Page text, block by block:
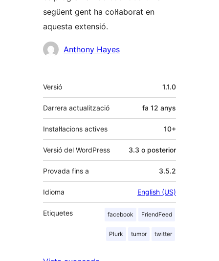
següent gent ha col·laborat en
aquesta extensió.
Col·laboradors
Anthony Hayes
Meta
Versió 1.1.0
Darrera actualització fa 12 anys
Instal·lacions actives 10+
Versió del WordPress 3.3 o posterior
Provada fins a 3.5.2
Idioma English (US)
Etiquetes facebook FriendFeed
Plurk tumbr twitter